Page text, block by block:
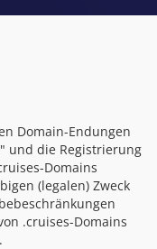
Domain-Endungen
und die Registrierung
Domains
(legalen) Zweck
.cruises-Domains